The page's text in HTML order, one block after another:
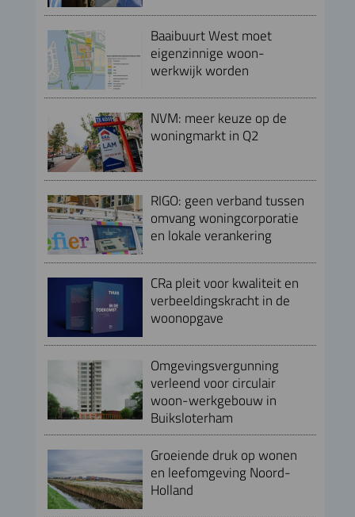
Baaibuurt West moet
eigenzinnige woon-
werkwijk worden
NVM: meer keuze op de
woningmarkt in Q2
RIGO: geen verband tussen
omvang woningcorporatie
en lokale verankering
CRa pleit voor kwaliteit en
verbeeldingskracht in de
woonopgave
Omgevingsvergunning
verleend voor circulair
woon-werkgebouw in
Buiksloterham
Groeiende druk op wonen
en leefomgeving Noord-
Holland